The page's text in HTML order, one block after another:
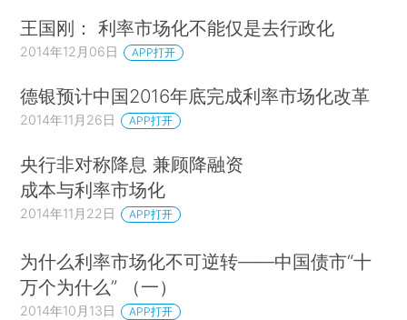
王国刚： 利率市场化不能仅是去行政化
2014年12月06日 APP打开
德银预计中国2016年底完成利率市场化改革
2014年11月26日 APP打开
央行非对称降息 兼顾降融资
成本与利率市场化
2014年11月22日 APP打开
为什么利率市场化不可逆转——中国债市“十
万个为什么” （一）
2014年10月13日 APP打开